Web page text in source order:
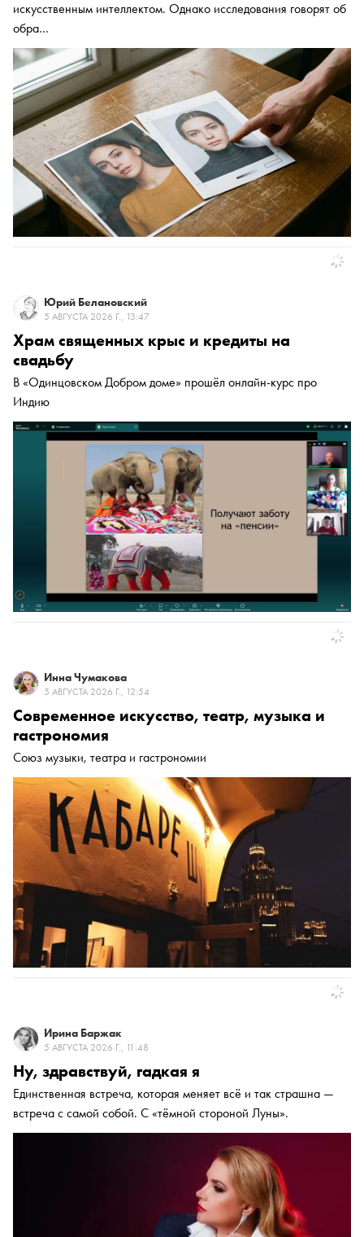
искусственным интеллектом. Однако исследования говорят об
обра…
Юрий Белановский
5 АВГУСТА 2026 Г., 13:47
Храм священных крыс и кредиты на
свадьбу
В «Одинцовском Добром доме» прошёл онлайн-курс про
Индию
Инна Чумакова
5 АВГУСТА 2026 Г., 12:54
Современное искусство, театр, музыка и
гастрономия
Союз музыки, театра и гастрономии
Ирина Баржак
5 АВГУСТА 2026 Г., 11:48
Ну, здравствуй, гадкая я
Единственная встреча, которая меняет всё и так страшна —
встреча с самой собой. С «тёмной стороной Луны».